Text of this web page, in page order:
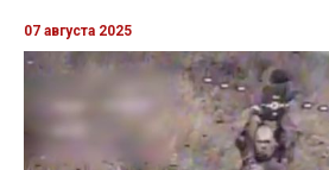
07 августа 2025